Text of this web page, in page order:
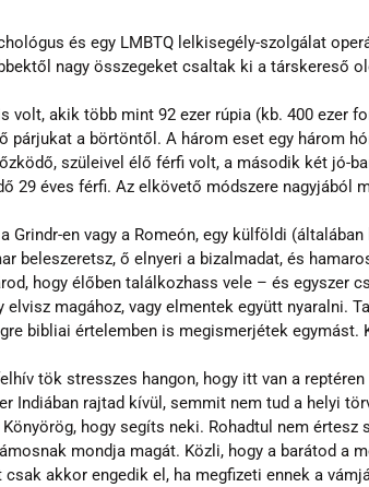
és egy LMBTQ lelkisegély-szolgálat
nagy összegeket csaltak ki a társkereső
volt, akik több mint 92 ezer rúpia (kb. 400 ezer
párjukat a börtöntől. A három eset egy három
szüleivel élő férfi volt, a második két jó-
29 éves férfi. Az elkövető módszere nagyjából
Grindr-en vagy a Romeón, egy külföldi
beleszeretsz, ő elnyeri a bizalmadat, és
hogy élőben találkozhass vele – és egyszer
elvisz magához, vagy elmentek együtt nyaralni.
bibliai értelemben is megismerjétek egymást.
tök stresszes hangon, hogy itt van a
Indiában rajtad kívül, semmit nem tud a helyi
hogy segíts neki. Rohadtul nem értesz
mondja magát. Közli, hogy a barátod a
csak akkor engedik el, ha megfizeti ennek a